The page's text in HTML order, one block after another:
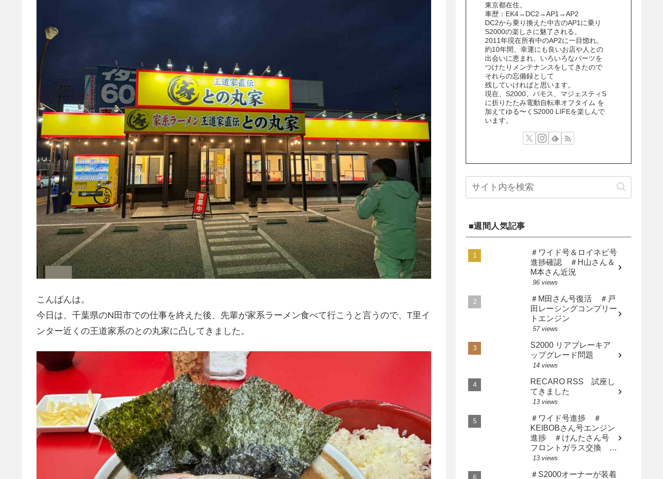
こんばんは。
今日は、千葉県のN田市での仕事を終えた後、先輩が家系ラーメン食べて行こうと言うので、T里イ
ンター近くの王道家系のとの丸家に凸してきました。
東京都在住。
車歴：EK4→DC2→AP1→AP2
DC2から乗り換えた中古のAP1に乗り
S2000の楽しさに魅了される。
2011年現在所有中のAP2に一目惚れ。
約10年間、幸運にも良いお店や人との
出会いに恵まれ、いろいろなパーツを
つけたりメンテナンスをしてきたので
それらの忘備録として
残していければと思います。
現在、S2000、バモス、マジェスティS
に折りたたみ電動自転車オフタイム を
加えてゆる〜くS2000 LIFEを楽しんで
います。
■週間人気記事
＃ワイド号＆ロイネビ号
進捗確認 ＃H山さん＆
M本さん近況
96 views
＃M田さん号復活 ＃戸
田レーシングコンプリー
トエンジン
57 views
S2000 リアブレーキア
ップグレード問題
14 views
RECARO RSS 試座し
てきました
13 views
＃ワイド号進捗 ＃
KEIBOBさん号エンジン
進捗 ＃けんたさん号
フロントガラス交換 ＃
サト橙さん漢の中の漢に
13 views
＃S2000オーナーが装着